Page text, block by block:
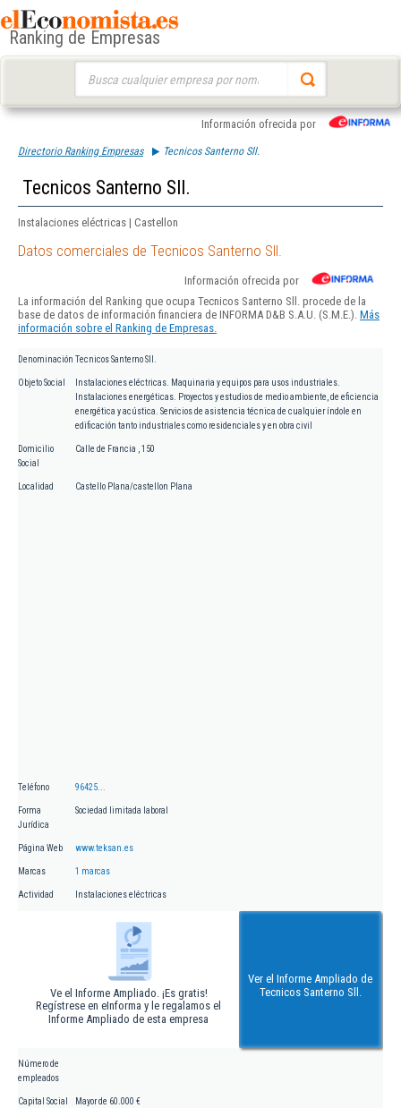
Ranking de Empresas
Información ofrecida por
Directorio Ranking Empresas Tecnicos Santerno Sll.
Tecnicos Santerno Sll.
Instalaciones eléctricas | Castellon
Datos comerciales de Tecnicos Santerno Sll.
Información ofrecida por
La información del Ranking que ocupa Tecnicos Santerno Sll. procede de la
base de datos de información financiera de INFORMA D&B S.A.U. (S.M.E.). Más
información sobre el Ranking de Empresas.
Denominación Tecnicos Santerno Sll.
Objeto Social
Instalaciones eléctricas. Maquinaria y equipos para usos industriales.
Instalaciones energéticas. Proyectos y estudios de medio ambiente, de eficiencia
energética y acústica. Servicios de asistencia técnica de cualquier índole en
edificación tanto industriales como residenciales y en obra civil
Domicilio
Social
Calle de Francia , 150
Localidad Castello Plana/castellon Plana
Teléfono 96425...
Forma
Jurídica
Sociedad limitada laboral
Página Web www.teksan.es
Marcas 1 marcas
Actividad Instalaciones eléctricas
Ve el Informe Ampliado. ¡Es gratis!
Regístrese en eInforma y le regalamos el
Informe Ampliado de esta empresa
Ver el Informe Ampliado de
Tecnicos Santerno Sll.
Número de
empleados
Capital Social Mayor de 60.000 €